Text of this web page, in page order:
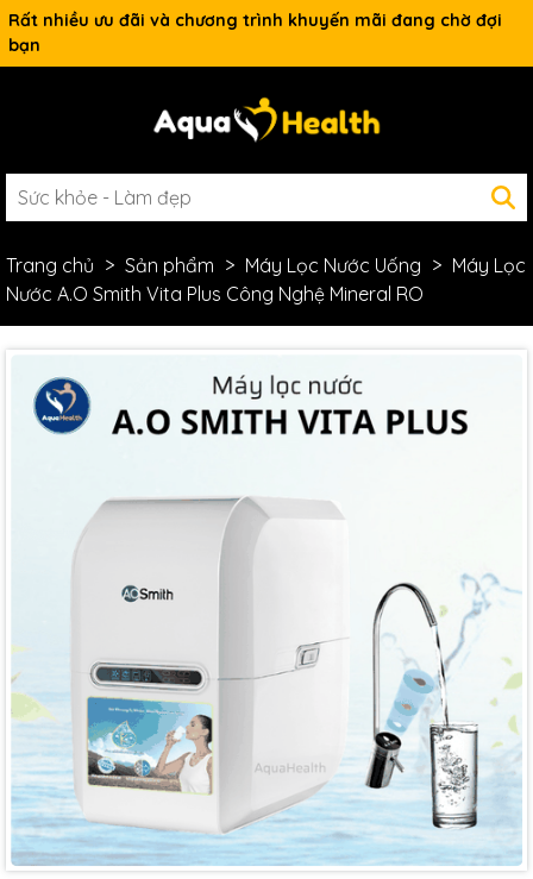
Rất nhiều ưu đãi và chương trình khuyến mãi đang chờ đợi
bạn
Trang chủ Sản phẩm Máy Lọc Nước Uống
Máy Lọc
Nước A.O Smith Vita Plus Công Nghệ Mineral RO